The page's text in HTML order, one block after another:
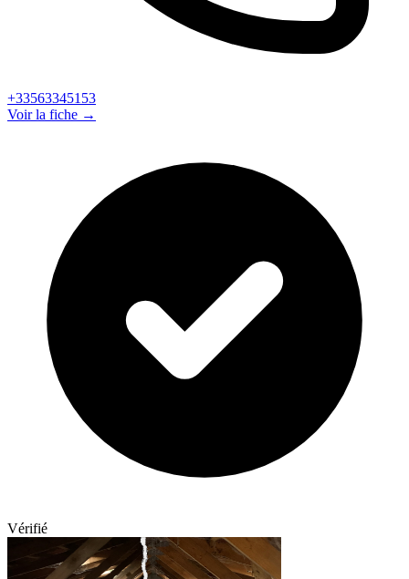
+33563345153
Voir la fiche →
Vérifié